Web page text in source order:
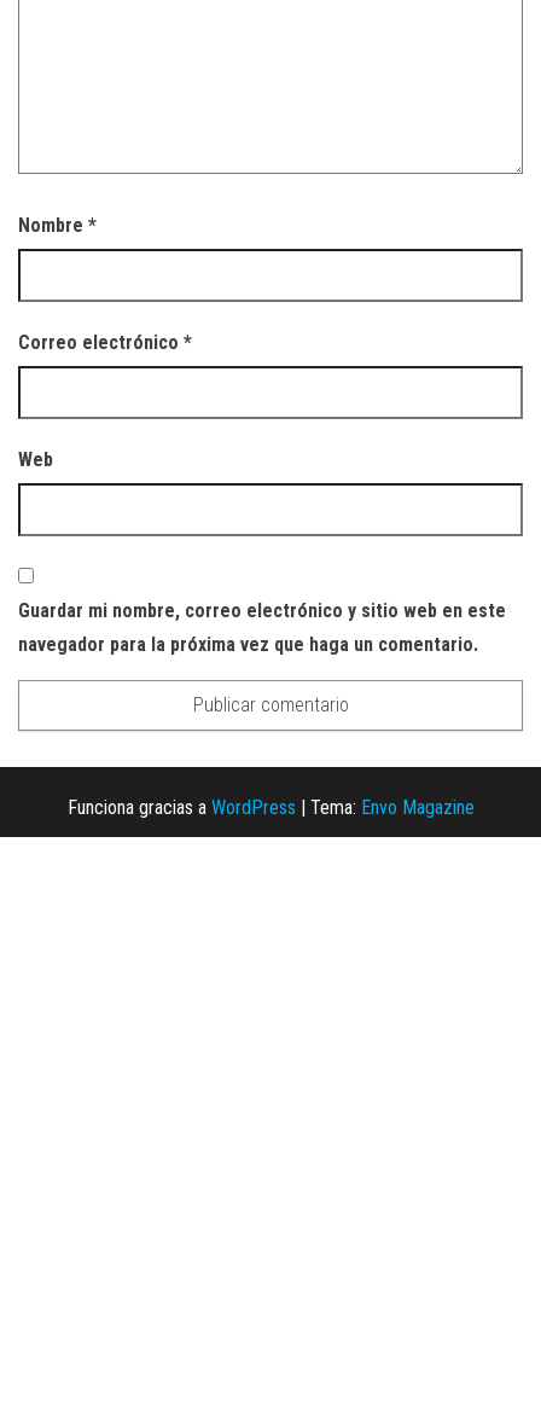
Nombre *
Correo electrónico *
Web
Guardar mi nombre, correo electrónico y sitio web en este
navegador para la próxima vez que haga un comentario.
Funciona gracias a WordPress Tema: Envo Magazine